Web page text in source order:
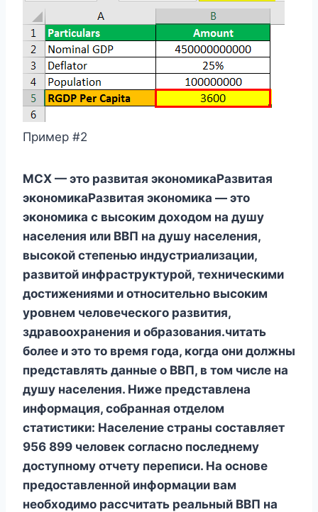
Пример #2
MCX — это развитая экономикаРазвитая
экономикаРазвитая экономика — это
экономика с высоким доходом на душу
населения или ВВП на душу населения,
высокой степенью индустриализации,
развитой инфраструктурой, техническими
достижениями и относительно высоким
уровнем человеческого развития,
здравоохранения и образования.читать
более и это то время года, когда они должны
представлять данные о ВВП, в том числе на
душу населения. Ниже представлена ​​
информация, собранная отделом
статистики: Население страны составляет
956 899 человек согласно последнему
доступному отчету переписи. На основе
предоставленной информации вам
необходимо рассчитать реальный ВВП на